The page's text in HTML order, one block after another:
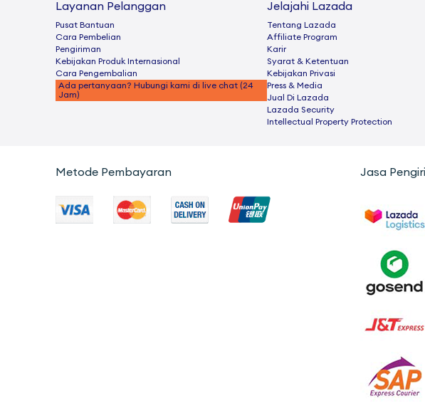
Layanan Pelanggan
Pusat Bantuan
Cara Pembelian
Pengiriman
Kebijakan Produk Internasional
Cara Pengembalian
Ada pertanyaan? Hubungi kami di live chat (24
Jam)
Jelajahi Lazada
Tentang Lazada
Afﬁliate Program
Karir
Syarat & Ketentuan
Kebijakan Privasi
Press & Media
Jual Di Lazada
Lazada Security
Intellectual Property Protection
Metode Pembayaran Jasa